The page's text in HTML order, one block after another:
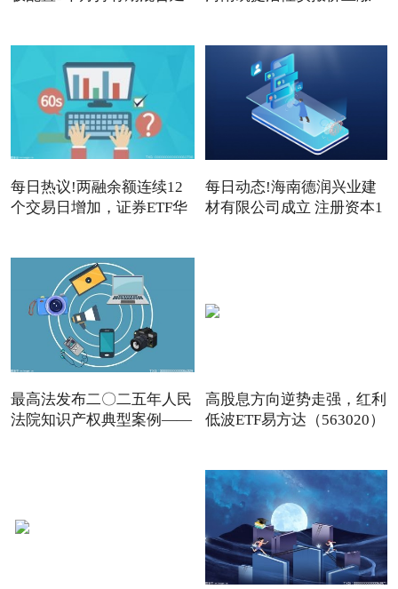
每日热议!两融余额连续12
个交易日增加，证券ETF华
每日动态!海南德润兴业建
材有限公司成立 注册资本1
最高法发布二〇二五年人民
法院知识产权典型案例——
高股息方向逆势走强，红利
低波ETF易方达（563020）